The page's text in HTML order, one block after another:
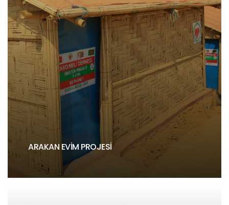
ARAKAN EVIM PROJESI